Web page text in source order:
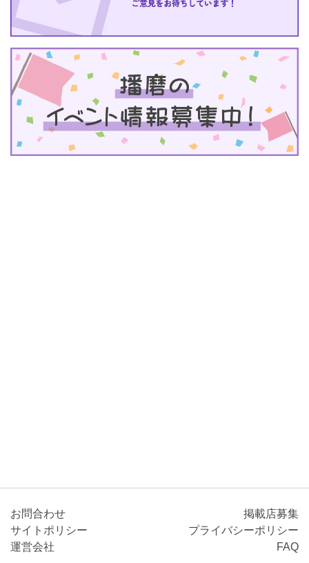
お問合わせ
掲載店募集
サイトポリシー
プライバシーポリシー
運営会社
FAQ